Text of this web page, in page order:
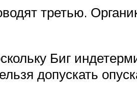
третью.
Биг
допускать